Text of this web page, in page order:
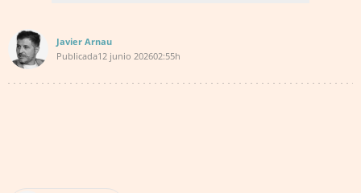
Javier Arnau
Publicada12 junio 202602:55h